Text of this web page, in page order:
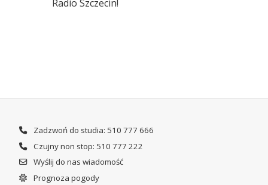
Radio Szczecin!
Zadzwoń do studia: 510 777 666
Czujny non stop: 510 777 222
Wyślij do nas wiadomość
Prognoza pogody